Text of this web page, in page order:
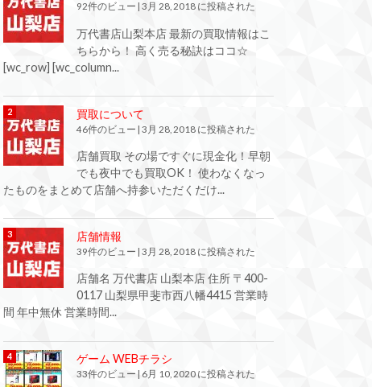
92件のビュー 3月 28, 2018 に投稿された
万代書店山梨本店 最新の買取情報はこ
ちらから！ 高く売る秘訣はココ☆
[wc_row] [wc_column...
買取について
46件のビュー | 3月 28, 2018 に投稿された
店舗買取 その場ですぐに現金化！早朝
でも夜中でも買取OK！ 使わなくなっ
たものをまとめて店舗へ持参いただくだけ...
店舗情報
39件のビュー 3月 28, 2018 に投稿された
店舗名 万代書店 山梨本店 住所 〒400-
0117 山梨県甲斐市西八幡4415 営業時
間 年中無休 営業時間...
ゲーム WEBチラシ
33件のビュー 6月 10, 2020 に投稿された